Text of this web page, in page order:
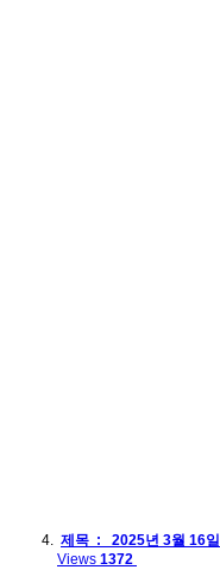
제목 : 2025년 3월 16일
Views 1372